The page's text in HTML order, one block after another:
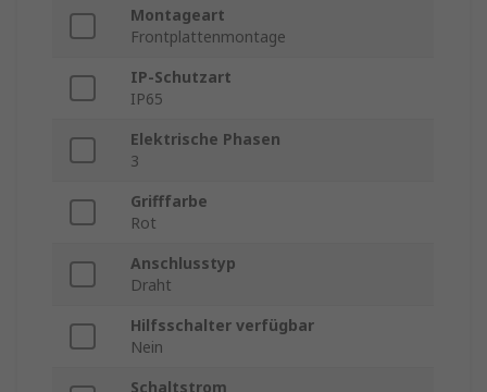
Montageart
Frontplattenmontage
IP-Schutzart
IP65
Elektrische Phasen
3
Grifffarbe
Rot
Anschlusstyp
Draht
Hilfsschalter verfügbar
Nein
Schaltstrom